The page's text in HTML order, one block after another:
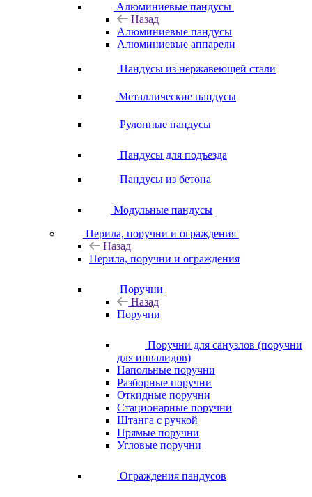
Алюминиевые пандусы
Назад
Алюминиевые пандусы
Алюминиевые аппарели
Пандусы из нержавеющей стали
Металлические пандусы
Рулонные пандусы
Пандусы для подъезда
Пандусы из бетона
Модульные пандусы
Перила, поручни и ограждения
Назад
Перила, поручни и ограждения
Поручни
Назад
Поручни
Поручни для санузлов (поручни
для инвалидов)
Напольные поручни
Разборные поручни
Откидные поручни
Стационарные поручни
Штанга с ручкой
Прямые поручни
Угловые поручни
Ограждения пандусов